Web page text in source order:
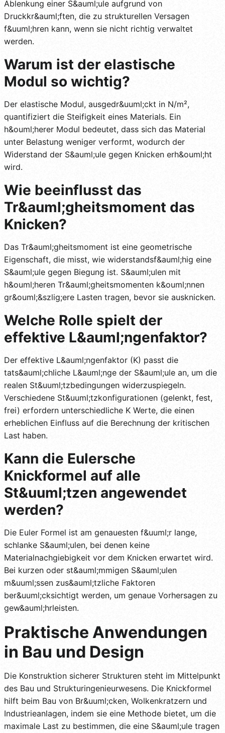
Ablenkung einer S&auml;ule aufgrund von
Druckkr&auml;ften, die zu strukturellen Versagen
f&uuml;hren kann, wenn sie nicht richtig verwaltet
werden.
Warum ist der elastische
Modul so wichtig?
Der elastische Modul, ausgedr&uuml;ckt in N/m²,
quantifiziert die Steifigkeit eines Materials. Ein
h&ouml;herer Modul bedeutet, dass sich das Material
unter Belastung weniger verformt, wodurch der
Widerstand der S&auml;ule gegen Knicken erh&ouml;ht
wird.
Wie beeinflusst das
Tr&auml;gheitsmoment das
Knicken?
Das Tr&auml;gheitsmoment ist eine geometrische
Eigenschaft, die misst, wie widerstandsf&auml;hig eine
S&auml;ule gegen Biegung ist. S&auml;ulen mit
h&ouml;heren Tr&auml;gheitsmomenten k&ouml;nnen
gr&ouml;&szlig;ere Lasten tragen, bevor sie ausknicken.
Welche Rolle spielt der
effektive L&auml;ngenfaktor?
Der effektive L&auml;ngenfaktor (K) passt die
tats&auml;chliche L&auml;nge der S&auml;ule an, um die
realen St&uuml;tzbedingungen widerzuspiegeln.
Verschiedene St&uuml;tzkonfigurationen (gelenkt, fest,
frei) erfordern unterschiedliche K Werte, die einen
erheblichen Einfluss auf die Berechnung der kritischen
Last haben.
Kann die Eulersche
Knickformel auf alle
St&uuml;tzen angewendet
werden?
Die Euler Formel ist am genauesten f&uuml;r lange,
schlanke S&auml;ulen, bei denen keine
Materialnachgiebigkeit vor dem Knicken erwartet wird.
Bei kurzen oder st&auml;mmigen S&auml;ulen
m&uuml;ssen zus&auml;tzliche Faktoren
ber&uuml;cksichtigt werden, um genaue Vorhersagen zu
gew&auml;hrleisten.
Praktische Anwendungen
in Bau und Design
Die Konstruktion sicherer Strukturen steht im Mittelpunkt
des Bau und Strukturingenieurwesens. Die Knickformel
hilft beim Bau von Br&uuml;cken, Wolkenkratzern und
Industrieanlagen, indem sie eine Methode bietet, um die
maximale Last zu bestimmen, die eine S&auml;ule tragen